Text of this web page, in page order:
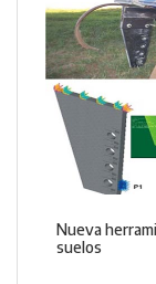
Nueva
suelos